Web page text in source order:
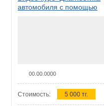
автомобиля с помощью
00.00.0000
Стоимость: 5 000 тг.